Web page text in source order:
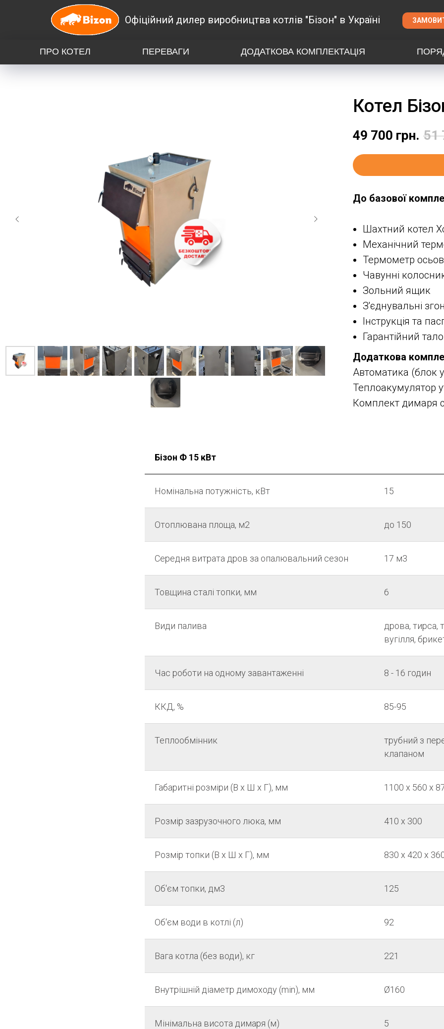
Офіційний дилер виробництва котлів "Бізон" в Україні
ПРО КОТЕЛ ПЕРЕВАГИ ДОДАТКОВА КОМПЛЕКТАЦІЯ
Котел
49 700 грн. 51
До базової
Шахтний котел
Механічний
Термометр
Чавунні
Зольний ящик
З'єднувальні
Інструкція та
Гарантійний
Додаткова
Автоматика (блок
Теплоакумулятор
Комплект димаря
Бізон Ф 15 кВт
Номінальна потужність, кВт 15
Отоплювана площа, м2 до 150
Середня витрата дров за опалювальний сезон 17 м3
Товщина сталі топки, мм 6
Види палива
дрова, тирса,
вугілля,
Час роботи на одному завантаженні 8 - 16 годин
ККД, % 85-95
Теплообмінник
трубний з
клапаном
Габаритні розміри (В х Ш х Г), мм 1100 x 560 x
Розмір зазрузочного люка, мм 410 х 300
Розмір топки (В х Ш х Г), мм 830 х 420 х
Об'єм топки, дм3 125
Об'єм води в котлі (л) 92
Вага котла (без води), кг 221
Внутрішній діаметр димоходу (min), мм Ø160
Мінімальна висота димаря (м) 5